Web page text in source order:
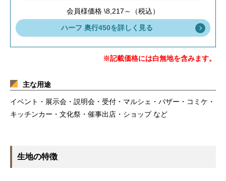
会員様価格 \8,217～（税込）
ハーフ 奥行450を詳しく見る
※記載価格には白無地を含みます。
主な用途
イベント・展示会・説明会・受付・マルシェ・バザー・コミケ・
キッチンカー・文化祭・催事出店・ショップ など
生地の特徴